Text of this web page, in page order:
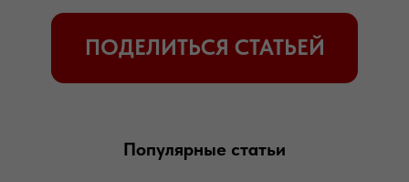
Популярные статьи